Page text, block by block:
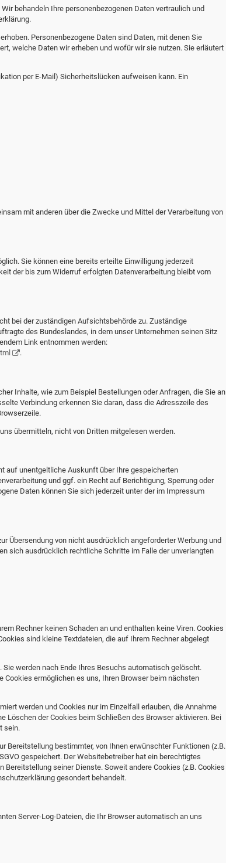
behandeln Ihre personenbezogenen Daten vertraulich und
Personenbezogene Daten sind Daten, mit denen Sie
welche Daten wir erheben und wofür wir sie nutzen. Sie erläutert
per E-Mail) Sicherheitslücken aufweisen kann. Ein
mit anderen über die Zwecke und Mittel der Verarbeitung von
Sie können eine bereits erteilte Einwilligung jederzeit
der bis zum Widerruf erfolgten Datenverarbeitung bleibt vom
bei der zuständigen Aufsichtsbehörde zu. Zuständige
des Bundeslandes, in dem unser Unternehmen seinen Sitz
Link entnommen werden:
.
Inhalte, wie zum Beispiel Bestellungen oder Anfragen, die Sie an
Verbindung erkennen Sie daran, dass die Adresszeile des
übermitteln, nicht von Dritten mitgelesen werden.
auf unentgeltliche Auskunft über Ihre gespeicherten
und ggf. ein Recht auf Berichtigung, Sperrung oder
Daten können Sie sich jederzeit unter der im Impressum
Übersendung von nicht ausdrücklich angeforderter Werbung und
sich ausdrücklich rechtliche Schritte im Falle der unverlangten
Rechner keinen Schaden an und enthalten keine Viren. Cookies
sind kleine Textdateien, die auf Ihrem Rechner abgelegt
werden nach Ende Ihres Besuchs automatisch gelöscht.
ermöglichen es uns, Ihren Browser beim nächsten
werden und Cookies nur im Einzelfall erlauben, die Annahme
der Cookies beim Schließen des Browser aktivieren. Bei
sein.
Bereitstellung bestimmter, von Ihnen erwünschter Funktionen (z.B.
gespeichert. Der Websitebetreiber hat ein berechtigtes
seiner Dienste. Soweit andere Cookies (z.B. Cookies
gesondert behandelt.
Server-Log-Dateien, die Ihr Browser automatisch an uns